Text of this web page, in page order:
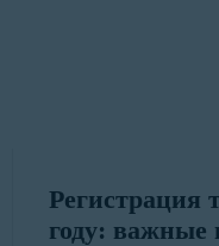
Регистрация
году: важные